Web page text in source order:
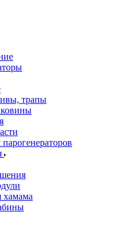
трапы
хамама